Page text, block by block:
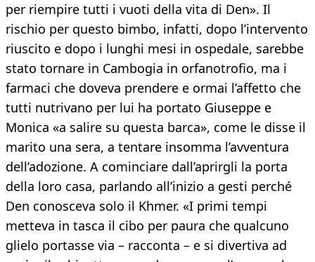
per riempire tutti i vuoti della vita di Den». Il
rischio per questo bimbo, infatti, dopo l’intervento
riuscito e dopo i lunghi mesi in ospedale, sarebbe
stato tornare in Cambogia in orfanotrofio, ma i
farmaci che doveva prendere e ormai l’affetto che
tutti nutrivano per lui ha portato Giuseppe e
Monica «a salire su questa barca», come le disse il
marito una sera, a tentare insomma l’avventura
dell’adozione. A cominciare dall’aprirgli la porta
della loro casa, parlando all’inizio a gesti perché
Den conosceva solo il Khmer. «I primi tempi
metteva in tasca il cibo per paura che qualcuno
glielo portasse via – racconta – e si divertiva ad